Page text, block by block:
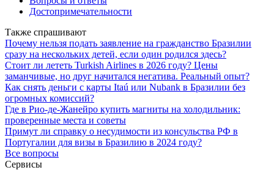
Достопримечательности
Также спрашивают
Почему нельзя подать заявление на гражданство Бразилии
сразу на нескольких детей, если один родился здесь?
Стоит ли лететь Turkish Airlines в 2026 году? Цены
заманчивые, но друг начитался негатива. Реальный опыт?
Как снять деньги с карты Itaú или Nubank в Бразилии без
огромных комиссий?
Где в Рио-де-Жанейро купить магниты на холодильник:
проверенные места и советы
Примут ли справку о несудимости из консульства РФ в
Португалии для визы в Бразилию в 2024 году?
Все вопросы
Сервисы